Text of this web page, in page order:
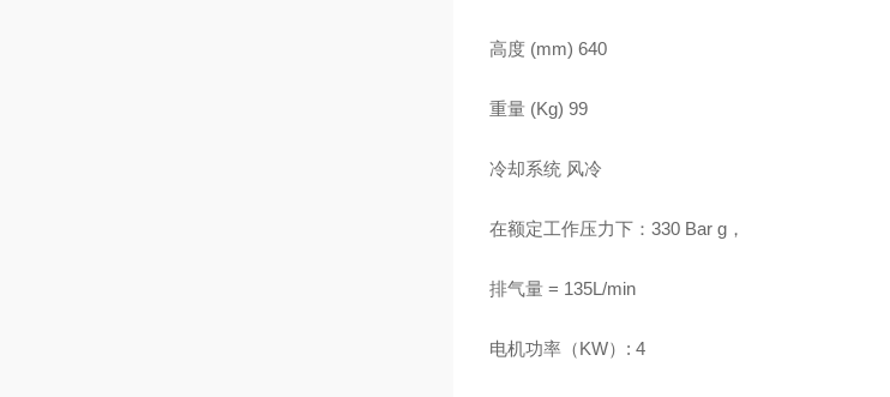
高度 (mm) 640
重量 (Kg) 99
冷却系统 风冷
在额定工作压力下：330 Bar g，
排气量 = 135L/min
电机功率（KW）: 4